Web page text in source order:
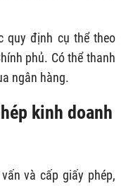
quy định cụ thể theo
phủ. Có thể thanh
ngân hàng.
kinh doanh
và cấp giấy phép,